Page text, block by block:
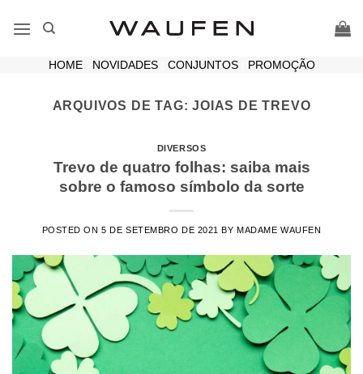
HOME| NOVIDADES| CONJUNTOS| PROMOÇÃO
ARQUIVOS DE TAG:JOIAS DE TREVO
DIVERSOS
Trevo de quatro folhas: saiba mais
sobre o famoso símbolo da sorte
POSTED ON5 DE SETEMBRO DE 2021 BYMADAME WAUFEN